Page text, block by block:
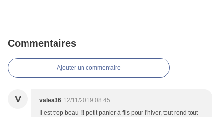
Commentaires
Ajouter un commentaire
V valea36 12/11/2019 08:45
Il est trop beau !!! petit panier à fils pour l'hiver, tout rond tout